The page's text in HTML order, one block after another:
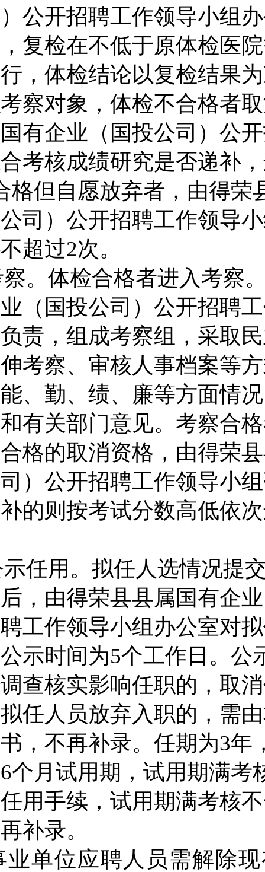
）公开招聘工作领导小组
复检在不低于原体检医
，体检结论以复检结果
察对象，体检不合格者
有企业（ 国投公司 ）公
考核成绩研究是否递补
格但自愿放弃者，由得荣
司 ）公开招聘工作领导
超过2次。
。 体检合格者进入考察
（ 国投公司 ）公开招聘
责，组成考察组，采取
考察、审核人事档案等
、勤、绩、廉等方面情
有关部门意见。考察合
格的取消资格，由得荣
）公开招聘工作领导小
的则按考试分数高低依
任用。 拟任人选情况提
，由得荣县县属国有企
工作领导小组办公室对
示时间为5个工作日。公
查核实影响任职的，取
任人员放弃入职的，需
，不再补录。任期为3年
6个月试用期，试用期满考
用手续，试用期满考核
补录。
业单位应聘人员需解除